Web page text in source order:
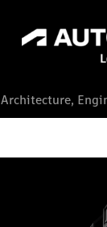
Architecture,